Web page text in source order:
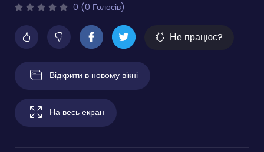
0 (0 Голосів)
Не працює?
Відкрити в новому вікні
На весь екран